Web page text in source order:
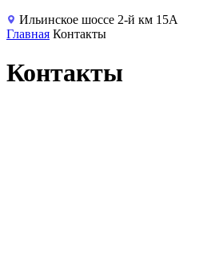
Ильинское шоссе 2-й км 15А
Главная Контакты
Контакты